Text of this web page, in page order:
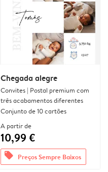
Chegada alegre
Convites | Postal premium com
três acabamentos diferentes
Conjunto de 10 cartões
A partir de
10,99 €
offers Preços Sempre Baixos